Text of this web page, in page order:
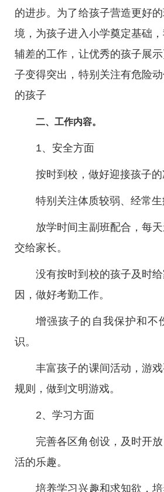
的进步。为了给孩子营造更好
境，为孩子进入小学奠定基础
辅差的工作，让优秀的孩子展
子变得突出，特别关注有危险
的孩子
二、工作内容。
1、安全方面
按时到校，做好迎接孩子的
特别关注体质较弱、经常生
放学时间主副班配合，每
交给家长。
没有按时到校的孩子及时
因，做好考勤工作。
增强孩子的自我保护和不
识。
丰富孩子的课间活动，游
规则，做到文明游戏。
2、学习方面
完善各区角创设，及时开
活的乐趣。
培养学习兴趣和求知欲，培